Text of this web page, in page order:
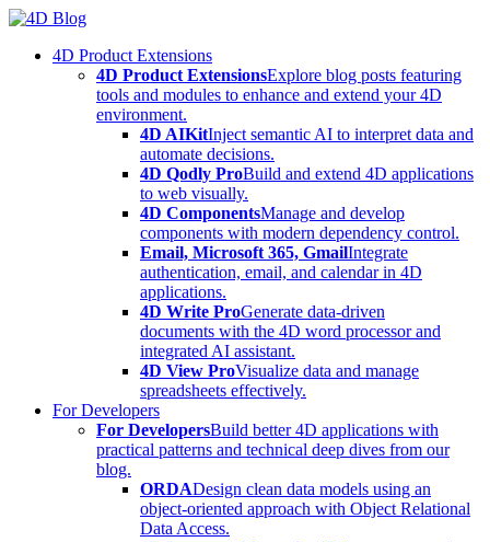
Skip
content4D Product Extensions
4D Product ExtensionsExplore blog posts featuring
tools and modules to enhance and extend your 4D
environment.
4D AIKitInject semantic AI to interpret data and
automate decisions.
4D Qodly ProBuild and extend 4D applications
to web visually.
4D ComponentsManage and develop
components with modern dependency control.
Email, Microsoft 365, GmailIntegrate
authentication, email, and calendar in 4D
applications.
4D Write ProGenerate data-driven
documents with the 4D word processor and
integrated AI assistant.
4D View ProVisualize data and manage
spreadsheets effectively.
For Developers
For DevelopersBuild better 4D applications with
practical patterns and technical deep dives from our
blog.
ORDADesign clean data models using an
object-oriented approach with Object Relational
Data Access.